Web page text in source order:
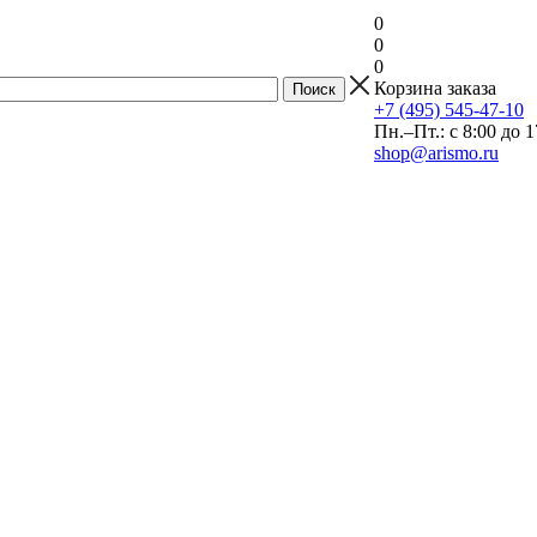
0
0
0
Корзина заказа
+7 (495) 545-47-10
Пн.–Пт.: с 8:00 до
shop@arismo.ru